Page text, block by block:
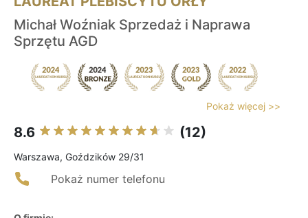
Michał Woźniak Sprzedaż i Naprawa
Sprzętu AGD
Pokaż więcej >>
8.6 (12)
Warszawa, Goździków 29/31
Pokaż numer telefonu